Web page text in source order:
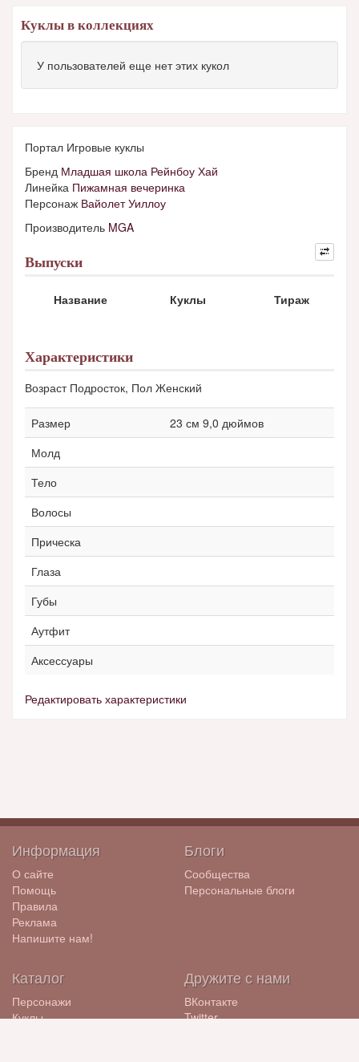
Куклы в коллекциях
У пользователей еще нет этих кукол
Портал Игровые куклы
Бренд Младшая школа Рейнбоу Хай
Линейка Пижамная вечеринка
Персонаж Вайолет Уиллоу
Производитель MGA
Выпуски
Название Куклы Тираж
Характеристики
Возраст Подросток, Пол Женский
Размер
23 см 9,0 дюймов
Молд
Тело
Волосы
Прическа
Глаза
Губы
Аутфит
Аксессуары
Редактировать характеристики
Информация
О сайте
Помощь
Правила
Реклама
Напишите нам!
Блоги
Сообщества
Персональные блоги
Каталог
Персонажи
Куклы
Дружите с нами
ВКонтакте
Twitter